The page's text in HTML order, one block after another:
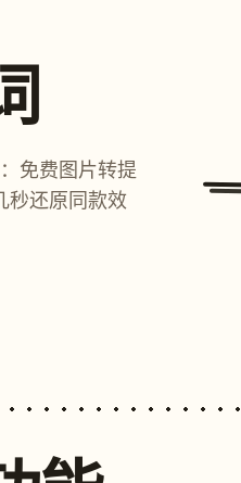
免费图片转提
秒还原同款效